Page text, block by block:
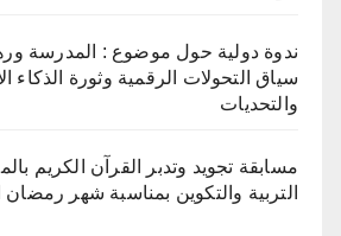
ندوة دولية حول موضوع : المدرسة
سياق التحولات الرقمية وثورة الذكاء
والتحديات
مسابقة تجويد وتدبر القرآن الكريم
التربية والتكوين بمناسبة شهر رمضان